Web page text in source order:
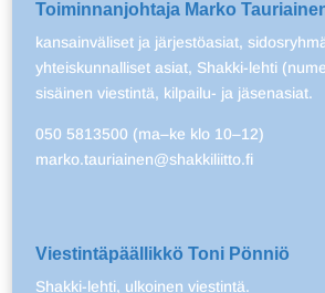
Toiminnanjohtaja Marko
kansainväliset ja järjestöasiat,
yhteiskunnalliset asiat, Shakki-lehti
sisäinen viestintä, kilpailu- ja jäsenasiat.
050 5813500 (ma–ke klo 10–12)
marko.tauriainen@shakkiliitto.fi
Viestintäpäällikkö Toni Pönniö
Shakki-lehti, ulkoinen viestintä.